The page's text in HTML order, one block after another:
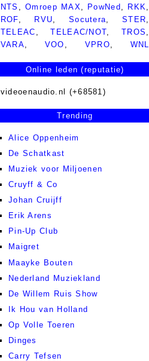
NTS ,Omroep MAX, PowNed , RKK,
ROF, RVU, Socutera,STER,
TELEAC ,TELEAC/NOT,TROS ,
VARA, VOO , VPRO, WNL
Online leden (reputatie)
videoenaudio.nl (+68581)
Trending
Alice Oppenheim
De Schatkast
Muziek voor Miljoenen
Cruyff & Co
Johan Cruijff
Erik Arens
Pin-Up Club
Maigret
Maayke Bouten
Nederland Muziekland
De Willem Ruis Show
Ik Hou van Holland
Op Volle Toeren
Dinges
Carry Tefsen